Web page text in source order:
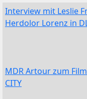
Interview mit Leslie
Herdolor Lorenz in
MDR Artour zum
CITY